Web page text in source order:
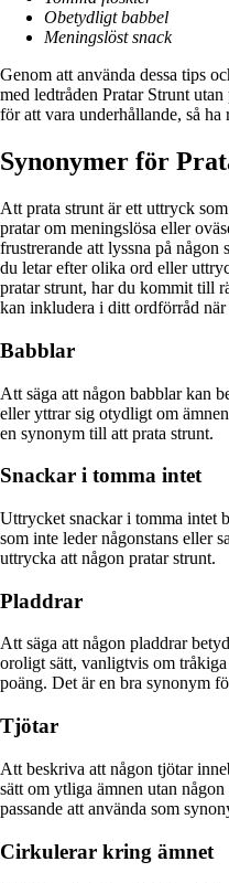
Obetydligt babbel
Meningslöst snack
Genom att använda dessa tips
med ledtråden Pratar Strunt
för att vara underhållande, så ha
Synonymer för
Att prata strunt är ett uttryck
pratar om meningslösa eller
frustrerande att lyssna på
du letar efter olika ord eller
pratar strunt, har du kommit till
kan inkludera i ditt ordförråd
Babblar
Att säga att någon babblar kan
eller yttrar sig otydligt om
en synonym till att prata strunt.
Snackar i tomma intet
Uttrycket snackar i tomma intet
som inte leder någonstans eller
uttrycka att någon pratar strunt.
Pladdrar
Att säga att någon pladdrar
oroligt sätt, vanligtvis om
poäng. Det är en bra synonym
Tjötar
Att beskriva att någon tjötar
sätt om ytliga ämnen utan
passande att använda som
Cirkulerar kring ämnet